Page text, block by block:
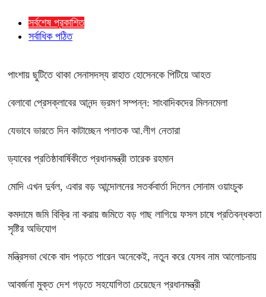
সর্বশেষ প্রকাশিত
সর্বাধিক পঠিত
পাংশায় ছুটিতে থাকা সেনাসদস্য রাহাত হোসেনকে পিটিয়ে আহত
বেলাবো প্রেসক্লাবের আনন্দ ভ্রমণ সম্পন্ন: সাংবাদিকদের মিলনমেলা
যেভাবে ভারতে দিন কাটাচ্ছেন পলাতক আ.লীগ নেতারা
ড্যাবের প্রতিষ্ঠাবার্ষিকীতে প্রধানমন্ত্রী তারেক রহমান
মোদি এখন দুর্বল, এবার বড় আন্দোলনের সতর্কবার্তা দিলেন সোনাম ওয়াংচুক
কমদামে জমি বিক্রি না করায় জমিতে বড় গাছ লাগিয়ে ফসল চাষে প্রতিবন্ধকতা
সৃষ্টির অভিযোগ
মন্ত্রিসভা থেকে বাদ পড়তে পারেন অনেকেই, নতুন করে যেসব নাম আলোচনায়
আবর্জনা মুক্ত দেশ গড়তে সহযোগিতা চেয়েছেন প্রধানমন্ত্রী